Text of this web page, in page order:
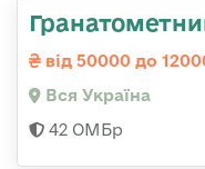
від 50000 до
Вся Україна
42 ОМБр